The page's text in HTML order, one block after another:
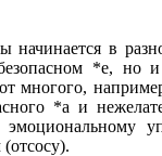
в
*е,
многого,
*а и